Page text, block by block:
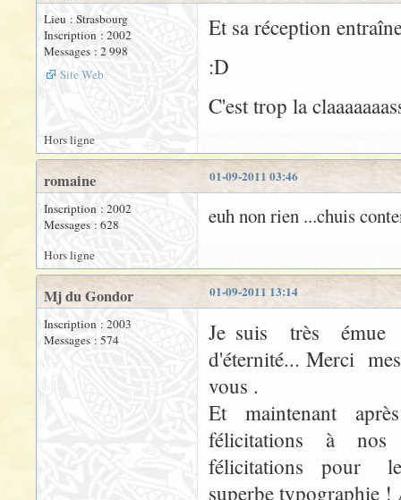
Lieu : Strasbourg
Inscription : 2002
Messages : 2 998
Site Web
Et sa réception
:D
C'est trop la
Hors ligne
01-09-2011 03:46
romaine
Inscription : 2002
Messages : 628
euh non rien ...chuis
Hors ligne
01-09-2011 13:14
Mj du Gondor
Inscription : 2003
Messages : 574
Je suis très
d'éternité... Merci
vous .
Et maintenant
félicitations à
félicitations pour
superbe typographie